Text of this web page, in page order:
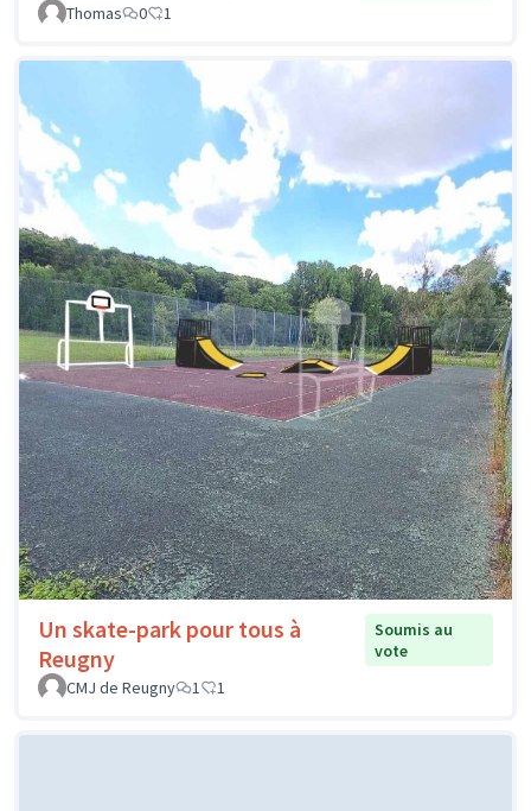
Thomas
0 1
Un skate-park pour tous à
Reugny
Soumis au
vote
CMJ de Reugny
1 1